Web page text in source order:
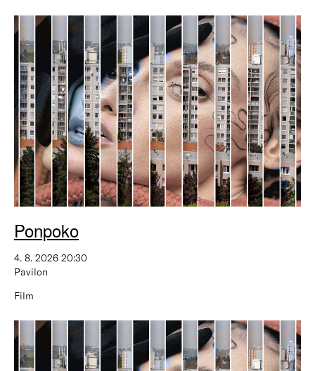
Ponpoko
4. 8. 2026 20:30
Pavilon
Film